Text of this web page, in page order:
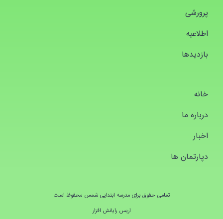
پرورشی
اطلاعیه
بازدیدها
خانه
درباره ما
اخبار
دپارتمان ها
تمامی حفوق برای مدرسه ابتدایی شمس محفوظ است
اریس رایانش افزار